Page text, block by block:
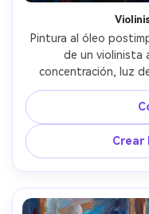
Pintura al óleo
de un violinista
concentración, luz
halos dorados,
de la madera del
texturizadas,
energía emocional
composición
poca
Crear